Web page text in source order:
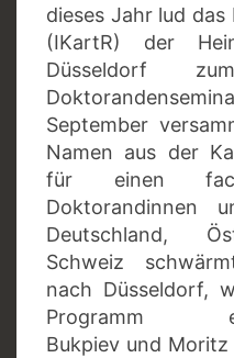
dieses Jahr lud
(IKartR) der
Düsseldorf
September
Namen aus der
für einen
Doktorandinnen
Deutschland,
Schweiz
nach Düsseldorf,
Programm
Bukpiev und